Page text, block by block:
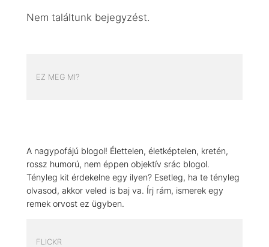
Nem találtunk bejegyzést.
EZ MEG MI?
A nagypofájú blogol! Élettelen, életképtelen, kretén,
rossz humorú, nem éppen objektív srác blogol.
Tényleg kit érdekelne egy ilyen? Esetleg, ha te tényleg
olvasod, akkor veled is baj va. Írj rám, ismerek egy
remek orvost ez ügyben.
FLICKR